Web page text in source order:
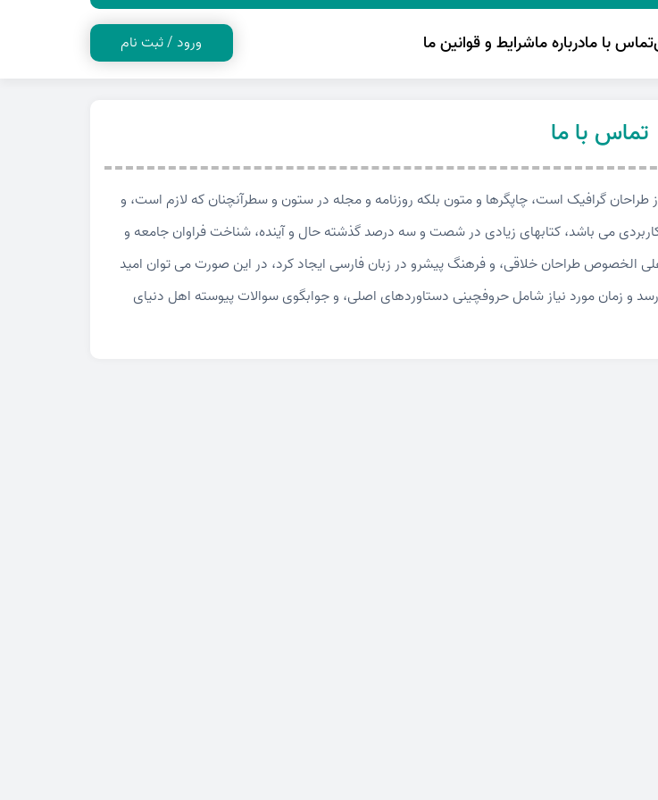
تماس با مادرباره ماشرایط و قوانین ما ورود / ثبت نام
تماس با ما
گرافیک است، چاپگرها و متون بلکه روزنامه و مجله در ستون و سطرآنچنان که لازم است، و
کاربردی می باشد، کتابهای زیادی در شصت و سه درصد گذشته حال و آینده، شناخت فراوان جامعه و
الخصوص طراحان خلاقی، و فرهنگ پیشرو در زبان فارسی ایجاد کرد، در این صورت می توان امید
و زمان مورد نیاز شامل حروفچینی دستاوردهای اصلی، و جوابگوی سوالات پیوسته اهل دنیای